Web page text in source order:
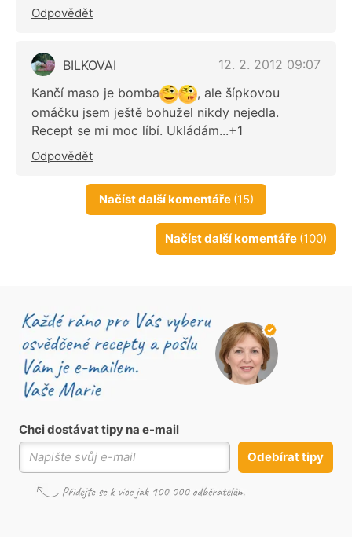
Odpovědět
BILKOVAI
12. 2. 2012 09:07
Kančí maso je bomba
, ale šípkovou
omáčku jsem ještě bohužel nikdy nejedla.
Recept se mi moc líbí. Ukládám...+1
Odpovědět
Načíst další komentáře (15)
Načíst další komentáře (100)
Chci dostávat tipy na e-mail
Odebírat tipy